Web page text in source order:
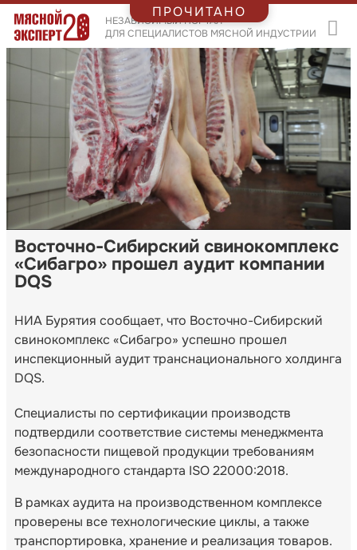
НЕЗАВИСИМЫЙ ПОРТАЛ
ДЛЯ СПЕЦИАЛИСТОВ МЯСНОЙ ИНДУСТРИИ
Восточно-Сибирский свинокомплекс
«Сибагро» прошел аудит компании
DQS
НИА Бурятия сообщает, что Восточно-Сибирский
свинокомплекс «Сибагро» успешно прошел
инспекционный аудит транснационального холдинга
DQS.
Специалисты по сертификации производств
подтвердили соответствие системы менеджмента
безопасности пищевой продукции требованиям
международного стандарта ISO 22000:2018.
В рамках аудита на производственном комплексе
проверены все технологические циклы, а также
транспортировка, хранение и реализация товаров.
ПРОЧИТАНО